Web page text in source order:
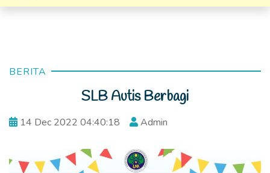
BERITA
SLB Autis Berbagi
14 Dec 2022 04:40:18 Admin